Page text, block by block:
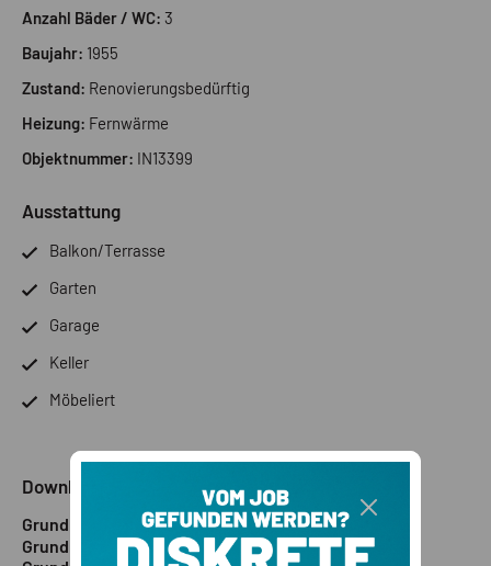
wenige Gehminuten entfernt ist. Hier können Sie entspannt
Anzahl Bäder / WC: 3
Baujahr: 1955
Zustand: Renovierungsbedürftig
Heizung: Fernwärme
Objektnummer: IN13399
Ausstattung
Balkon/Terrasse
Garten
Garage
Keller
Möbeliert
Downloads
Grundriss 1
Grundriss 2